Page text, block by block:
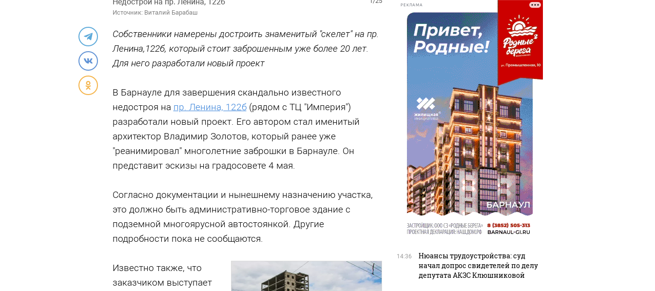
Источник: Виталий Барабаш
Собственники намерены достроить знаменитый "скелет" на пр.
Ленина,122б, который стоит заброшенным уже более 20 лет.
Для него разработали новый проект
В Барнауле для завершения скандально известного
недостроя на пр. Ленина, 122б(рядом с ТЦ "Империя")
разработали новый проект. Его автором стал именитый
архитектор Владимир Золотов, который ранее уже
"реанимировал" многолетние заброшки в Барнауле. Он
представит эскизы на градосовете 4 мая.
Согласно документации и нынешнему назначению участка,
это должно быть административно-торговое здание с
подземной многоярусной автостоянкой. Другие
подробности пока не сообщаются.
Известно также, что
заказчиком выступает
РЕКЛАМА
14:36
Нюансы трудоустройства: суд
начал допрос свидетелей по делу
депутата АКЗС Клюшниковой